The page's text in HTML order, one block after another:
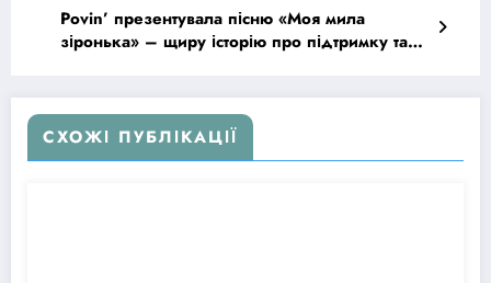
Povin’ презентувала пісню «Моя мила
зіронька» – щиру історію про підтримку та
СХОЖІ ПУБЛІКАЦІЇ